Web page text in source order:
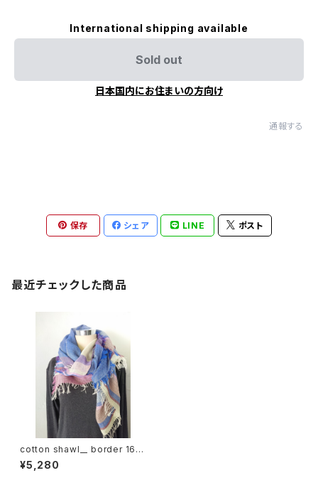
International shipping available
Sold out
日本国内にお住まいの方向け
通報する
保存 シェア LINE ポスト
最近チェックした商品
cotton shawl__ border 160
若菖蒲w
¥5,280